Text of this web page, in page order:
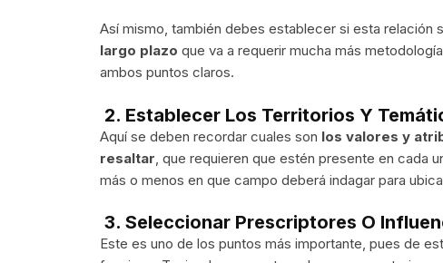
Así mismo, también debes establecer si esta relación
largo plazo que va a requerir mucha más
ambos puntos claros.
2. Establecer Los Territorios Y
Aquí se deben recordar cuales son los valores y
resaltar , que requieren que estén presente en cada
más o menos en que campo deberá indagar para
3. Seleccionar Prescriptores O
Este es uno de los puntos más importante, pues de